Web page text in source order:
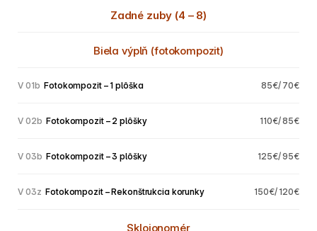
Zadné zuby (4 – 8)
Biela výplň (fotokompozit)
V 01b Fotokompozit – 1 plôška 85€/ 70€
V 02b Fotokompozit – 2 plôšky 110€/ 85€
V 03b Fotokompozit – 3 plôšky 125€/ 95€
V 03z Fotokompozit – Rekonštrukcia korunky 150€/ 120€
Skloionomér